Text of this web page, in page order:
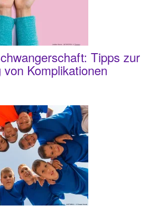
Tipps zur
Komplikationen